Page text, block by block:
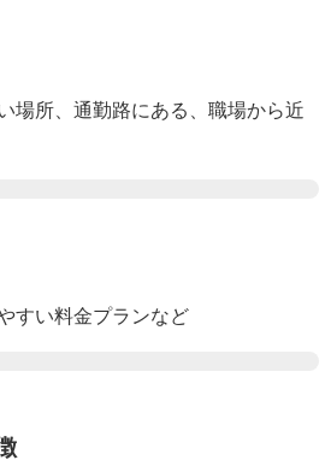
場所、 通勤路にある、 職場から近
すい料金プランなど